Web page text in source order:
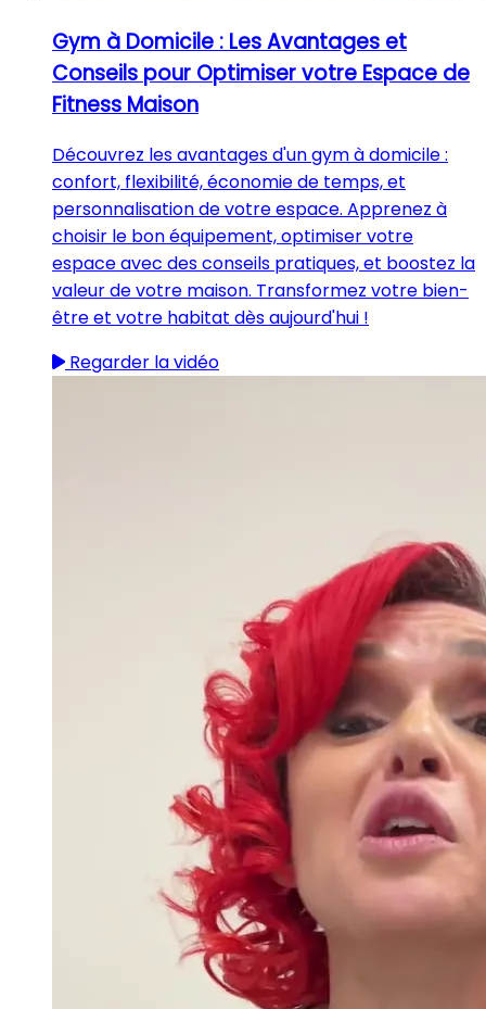
Gym à Domicile : Les Avantages et
Conseils pour Optimiser votre Espace de
Fitness Maison
Découvrez les avantages d'un gym à domicile :
confort, flexibilité, économie de temps, et
personnalisation de votre espace. Apprenez à
choisir le bon équipement, optimiser votre
espace avec des conseils pratiques, et boostez la
valeur de votre maison. Transformez votre bien-
être et votre habitat dès aujourd'hui !
Regarder la vidéo